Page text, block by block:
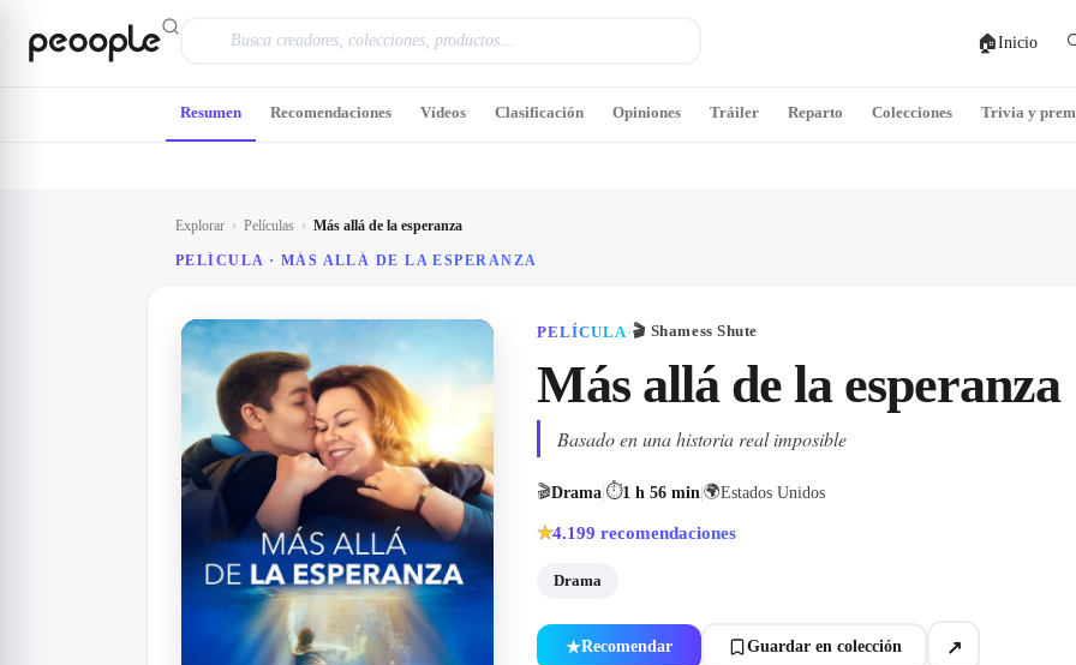
🏠Inicio
Explorar › Películas › Más allá de la esperanza
PELÍCULA · MÁS ALLÁ DE LA ESPERANZA
PELÍCULA·🎬 Shamess Shute
Más allá de la esperanza
Basado en una historia real imposible
🎬Drama ⏱1 h 56 min 🌍Estados Unidos
★4.199 recomendaciones
Drama
★Recomendar Guardar en colección ↗
Resumen Recomendaciones Vídeos Clasificación Opiniones Tráiler Reparto Colecciones Trivia y